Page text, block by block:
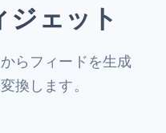
ジェット
らフィードを生成
換します。